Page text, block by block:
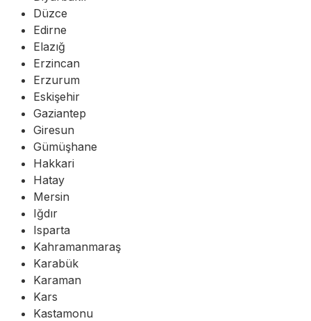
Düzce
Edirne
Elazığ
Erzincan
Erzurum
Eskişehir
Gaziantep
Giresun
Gümüşhane
Hakkari
Hatay
Mersin
Iğdır
Isparta
Kahramanmaraş
Karabük
Karaman
Kars
Kastamonu